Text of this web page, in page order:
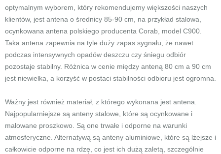
optymalnym wyborem, który rekomendujemy większości naszych
klientów, jest antena o średnicy 85-90 cm, na przykład stalowa,
ocynkowana antena polskiego producenta Corab, model C900.
Taka antena zapewnia na tyle duży zapas sygnału, że nawet
podczas intensywnych opadów deszczu czy śniegu odbiór
pozostaje stabilny. Różnica w cenie między anteną 80 cm a 90 cm
jest niewielka, a korzyść w postaci stabilności odbioru jest ogromna.
Ważny jest również materiał, z którego wykonana jest antena.
Najpopularniejsze są anteny stalowe, które są ocynkowane i
malowane proszkowo. Są one trwałe i odporne na warunki
atmosferyczne. Alternatywą są anteny aluminiowe, które są lżejsze i
całkowicie odporne na rdzę, co jest ich dużą zaletą, szczególnie